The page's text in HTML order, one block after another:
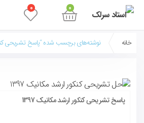
خانه نوشته‌های برچسب شده “پاسخ تشریحی کنکور
پاسخ تشریحی کنکور ارشد مکانیک 1397
0
0